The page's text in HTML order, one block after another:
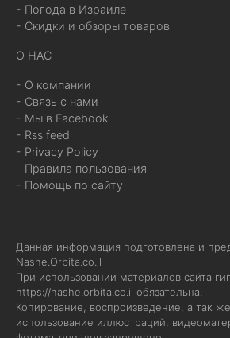
- Погода в Израиле
- Скидки и обзоры товаров
О НАС
- О компании
- Связь с нами
- Мы в Facebook
- Rss feed
- Privacy Policy
- Правила пользования
- Помощь по сайту
Данная информация подготовлена и
Nashe.Orbita.co.il
При использовании материалов сайта
https://nashe.orbita.co.il обязательна.
Копирование, воспроизведение, а так
использование иллюстраций,